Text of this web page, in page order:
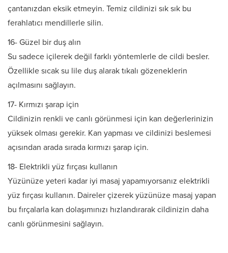
çantanızdan eksik etmeyin. Temiz cildinizi sık sık bu
ferahlatıcı mendillerle silin.
16- Güzel bir duş alın
Su sadece içilerek değil farklı yöntemlerle de cildi besler.
Özellikle sıcak su lile duş alarak tıkalı gözeneklerin
açılmasını sağlayın.
17- Kırmızı şarap için
Cildinizin renkli ve canlı görünmesi için kan değerlerinizin
yüksek olması gerekir. Kan yapması ve cildinizi beslemesi
açısından arada sırada kırmızı şarap için.
18- Elektrikli yüz fırçası kullanın
Yüzünüze yeteri kadar iyi masaj yapamıyorsanız elektrikli
yüz fırçası kullanın. Daireler çizerek yüzünüze masaj yapan
bu fırçalarla kan dolaşımınızı hızlandırarak cildinizin daha
canlı görünmesini sağlayın.